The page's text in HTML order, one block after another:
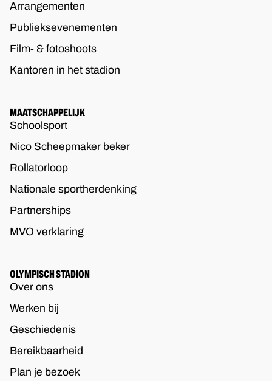
Arrangementen
Publieksevenementen
Film- & fotoshoots
Kantoren in het stadion
MAATSCHAPPELIJK
Schoolsport
Nico Scheepmaker beker
Rollatorloop
Nationale sportherdenking
Partnerships
MVO verklaring
OLYMPISCH STADION
Over ons
Werken bij
Geschiedenis
Bereikbaarheid
Plan je bezoek